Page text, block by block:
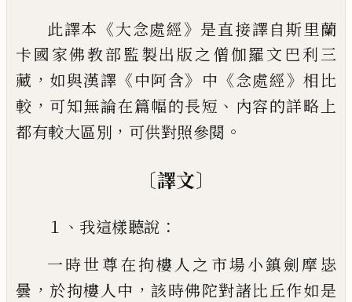
此譯本 《大念處經》 是直接譯自斯里蘭
卡國家佛教部監製出 版之僧伽羅文巴利三
藏 ， 如與漢譯 《中阿含》 中 《念處經》相比
較 ， 可知無論在篇幅的長短 、 內容的詳略上
都有較大區別 ， 可供對照參閱 。
〔譯文〕
１ 、 我這樣聽說 ：
一時世尊在拘樓人之市場小鎮劍摩毖
曇 ， 於拘樓人中 ，該時佛陀對諸比丘作如是